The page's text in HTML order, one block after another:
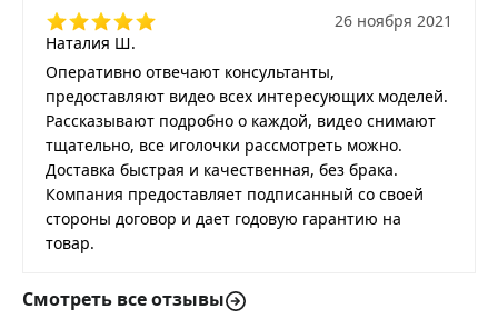
Наталия Ш.
26 ноября 2021
Оперативно отвечают консультанты,
предоставляют видео всех интересующих моделей.
Рассказывают подробно о каждой, видео снимают
тщательно, все иголочки рассмотреть можно.
Доставка быстрая и качественная, без брака.
Компания предоставляет подписанный со своей
стороны договор и дает годовую гарантию на
товар.
Смотреть все отзывы